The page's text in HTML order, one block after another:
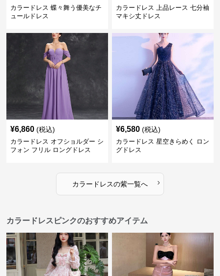
カラードレス 蝶々舞う優美なチ
ュールドレス
カラードレス 上品レース 七分袖
マキシ丈ドレス
¥6,860 (税込)
カラードレス オフショルダー シ
フォン フリル ロングドレス
¥6,580 (税込)
カラードレス 星空きらめく ロン
グドレス
カラードレスの紫一覧へ ›
カラードレスピンクのおすすめアイテム